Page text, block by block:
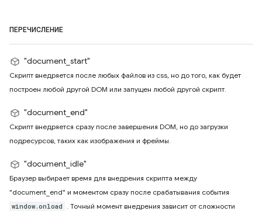
ПЕРЕЧИСЛЕНИЕ
"document_start"
Скрипт внедряется после любых файлов из css, но до того, как будет
построен любой другой DOM или запущен любой другой скрипт.
"document_end"
Скрипт внедряется сразу после завершения DOM, но до загрузки
подресурсов, таких как изображения и фреймы.
"document_idle"
Браузер выбирает время для внедрения скрипта между
"document_end" и моментом сразу после срабатывания события
window.onload
. Точный момент внедрения зависит от сложности